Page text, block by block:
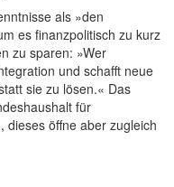
als »den
es finanzpolitisch zu kurz
zu sparen: »Wer
und schafft neue
sie zu lösen.« Das
für
dieses öffne aber zugleich